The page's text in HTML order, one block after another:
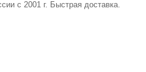
с 2001 г. Быстрая доставка.